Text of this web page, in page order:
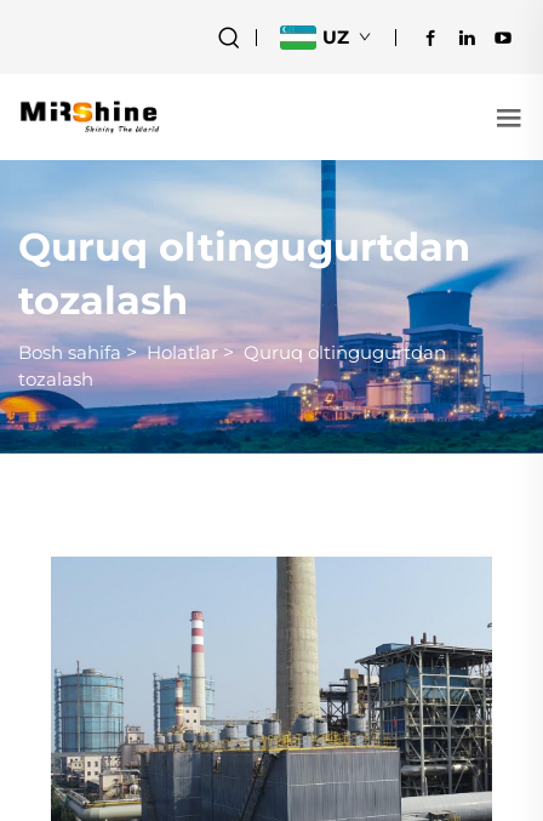
UZ
Quruq oltingugurtdan
tozalash
Bosh sahifa>Holatlar > Quruq oltingugurtdan
tozalash